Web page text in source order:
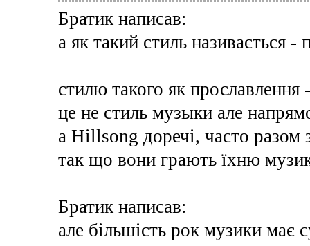
Братик написав:
а як такий стиль називається -
стилю такого як прославлення
це не стиль музыки але
а Hillsong доречі, часто разом
так що вони грають їхню
Братик написав:
але більшість рок музики має